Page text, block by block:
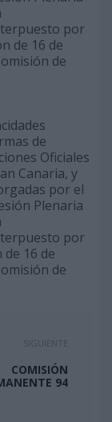
por
de 16 de
de
de
Oficiales
Canaria, y
por el
Plenaria
por
de 16 de
de
SIGUIENTE
COMISIÓN
94